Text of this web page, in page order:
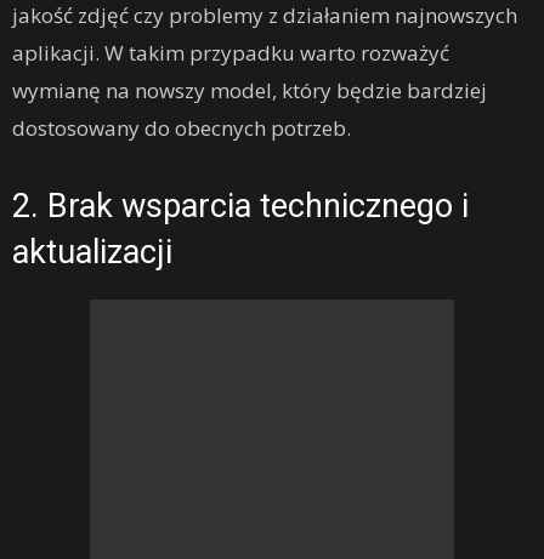
jakość zdjęć czy problemy z działaniem najnowszych
aplikacji. W takim przypadku warto rozważyć
wymianę na nowszy model, który będzie bardziej
dostosowany do obecnych potrzeb.
2. Brak wsparcia technicznego i
aktualizacji